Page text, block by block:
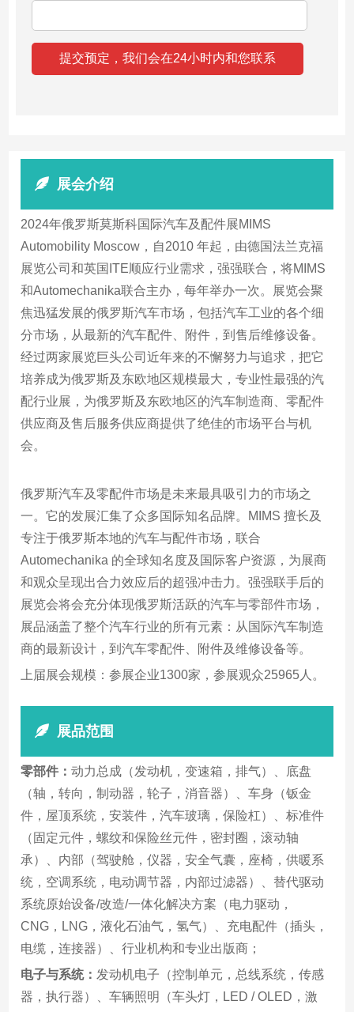
展会介绍
2024年俄罗斯莫斯科国际汽车及配件展MIMS
Automobility Moscow，自2010 年起，由德国法兰克福
展览公司和英国ITE顺应行业需求，强强联合，将MIMS
和Automechanika联合主办，每年举办一次。展览会聚
焦迅猛发展的俄罗斯汽车市场，包括汽车工业的各个细
分市场，从最新的汽车配件、附件，到售后维修设备。
经过两家展览巨头公司近年来的不懈努力与追求，把它
培养成为俄罗斯及东欧地区规模最大，专业性最强的汽
配行业展，为俄罗斯及东欧地区的汽车制造商、零配件
供应商及售后服务供应商提供了绝佳的市场平台与机
会。
俄罗斯汽车及零配件市场是未来最具吸引力的市场之
一。它的发展汇集了众多国际知名品牌。MIMS 擅长及
专注于俄罗斯本地的汽车与配件市场，联合
Automechanika 的全球知名度及国际客户资源，为展商
和观众呈现出合力效应后的超强冲击力。强强联手后的
展览会将会充分体现俄罗斯活跃的汽车与零部件市场，
展品涵盖了整个汽车行业的所有元素：从国际汽车制造
商的最新设计，到汽车零配件、附件及维修设备等。
上届展会规模：参展企业1300家，参展观众25965人。
展品范围
零部件：动力总成（发动机，变速箱，排气）、底盘
（轴，转向，制动器，轮子，消音器）、车身（钣金
件，屋顶系统，安装件，汽车玻璃，保险杠）、标准件
（固定元件，螺纹和保险丝元件，密封圈，滚动轴
承）、内部（驾驶舱，仪器，安全气囊，座椅，供暖系
统，空调系统，电动调节器，内部过滤器）、替代驱动
系统原始设备/改造/一体化解决方案（电力驱动，
CNG，LNG，液化石油气，氢气）、充电配件（插头，
电缆，连接器）、行业机构和专业出版商；
电子与系统： 发动机电子（控制单元，总线系统，传感
器，执行器）、车辆照明（车头灯，LED / OLED，激